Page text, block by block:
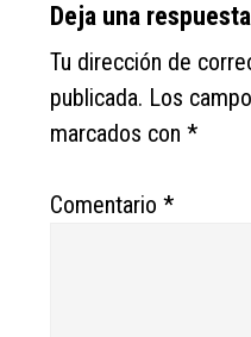
Reader
Interactions
Deja una respuesta
Tu dirección de
publicada. Los
marcados con*
Comentario*